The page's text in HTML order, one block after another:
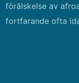
förälskelse av
fortfarande ofta